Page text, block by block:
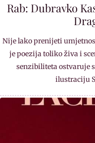
Rab: Dubravko
Nije lako prenijeti
je poezija toliko živa i
senzibiliteta ostvaruje
ilustraciju